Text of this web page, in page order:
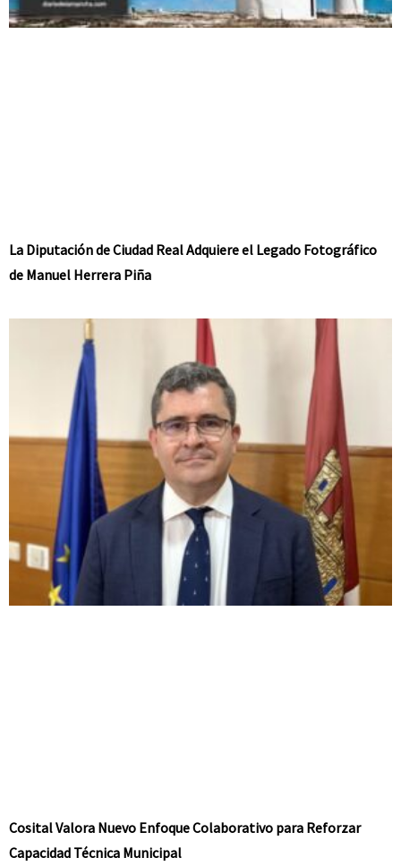
La Diputación de Ciudad Real Adquiere el Legado Fotográfico
de Manuel Herrera Piña
Cosital Valora Nuevo Enfoque Colaborativo para Reforzar
Capacidad Técnica Municipal